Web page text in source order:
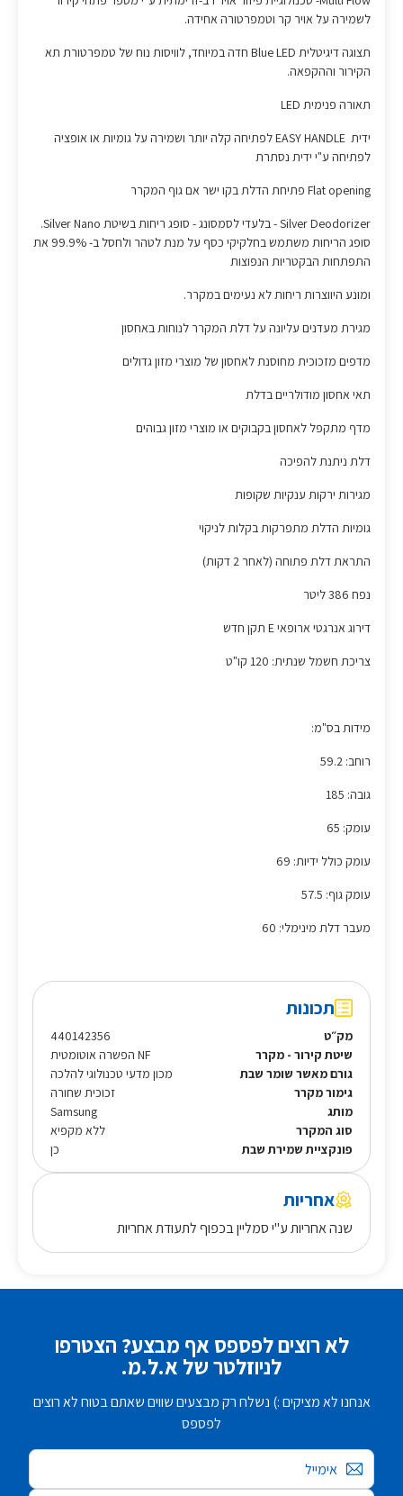
לשמירה על אויר קר וטמפרטורה אחידה.
תצוגה דיגיטלית Blue LED חדה במיוחד, לוויסות נוח של טמפרטורת תא
הקירור וההקפאה.
תאורה פנימית LED
ידית EASY HANDLE לפתיחה קלה יותר ושמירה על גומיות או אופציה
לפתיחה ע"י ידית נסתרת
Flat opening פתיחת הדלת בקו ישר אם גוף המקרר
Silver Deodorizer - בלעדי לסמסונג - סופג ריחות בשיטת Silver Nano.
סופג הריחות משתמש בחלקיקי כסף על מנת לטהר ולחסל ב- 99.9% את
התפתחות הבקטריות הנפוצות
ומונע היווצרות ריחות לא נעימים במקרר.
מגירת מעדנים עליונה על דלת המקרר לנוחות באחסון
מדפים מזכוכית מחוסנת לאחסון של מוצרי מזון גדולים
תאי אחסון מודולריים בדלת
מדף מתקפל לאחסון בקבוקים או מוצרי מזון גבוהים
דלת ניתנת להפיכה
מגירות ירקות ענקיות שקופות
גומיות הדלת מתפרקות בקלות לניקוי
התראת דלת פתוחה (לאחר 2 דקות)
נפח 386 ליטר
דירוג אנרגטי ארופאי E תקן חדש
צריכת חשמל שנתית: 120 קו"ט
מידות בס"מ:
רוחב: 59.2
גובה: 185
עומק: 65
עומק כולל ידיות: 69
עומק גוף: 57.5
מעבר דלת מינימלי: 60
תכונות
מק״ט
440142356
שיטת קירור - מקרר
NF הפשרה אוטומטית
גורם מאשר שומר שבת
מכון מדעי טכנולוגי להלכה
גימור מקרר
זכוכית שחורה
מותג
Samsung
סוג המקרר
ללא מקפיא
פונקציית שמירת שבת
כן
אחריות
שנה אחריות ע"י סמליין בכפוף לתעודת אחריות
לא רוצים לפספס אף מבצע? הצטרפו
לניוזלטר של א.ל.מ.
אנחנו לא מציקים :) נשלח רק מבצעים שווים שאתם בטוח לא רוצים
לפספס
אימייל